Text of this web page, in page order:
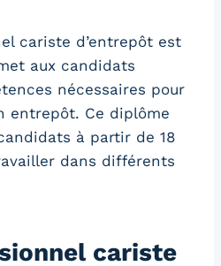
cariste d’entrepôt est
aux candidats
nécessaires pour
entrepôt. Ce diplôme
à partir de 18
dans différents
cariste